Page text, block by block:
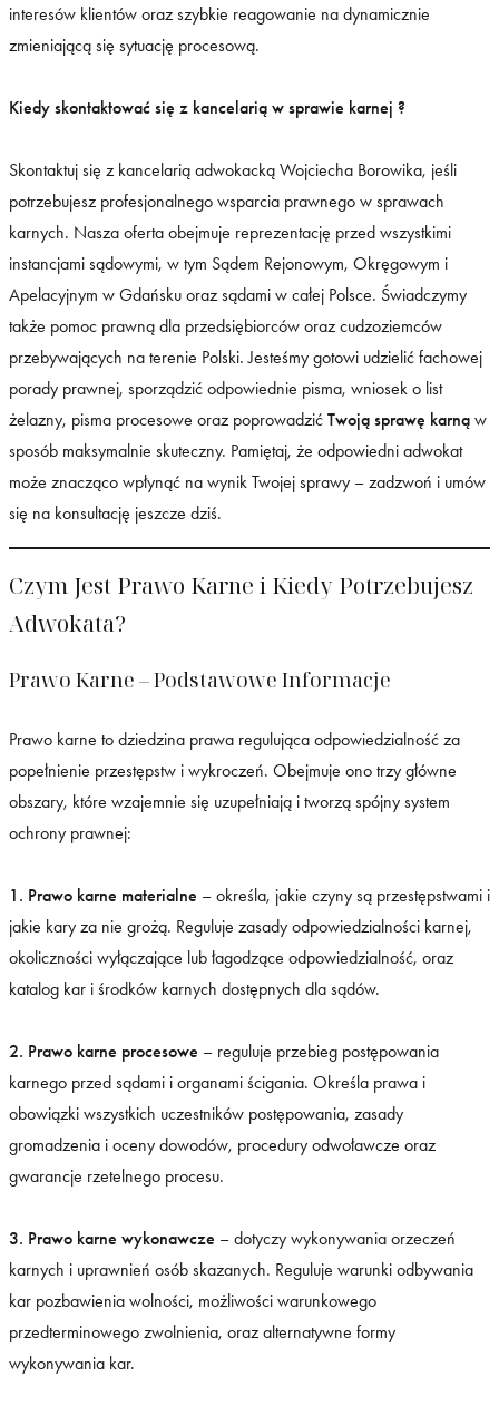
interesów klientów oraz szybkie reagowanie na dynamicznie
zmieniającą się sytuację procesową.
Kiedy skontaktować się z kancelarią w sprawie karnej ?
Skontaktuj się z kancelarią adwokacką Wojciecha Borowika, jeśli
potrzebujesz profesjonalnego wsparcia prawnego w sprawach
karnych. Nasza oferta obejmuje reprezentację przed wszystkimi
instancjami sądowymi, w tym Sądem Rejonowym, Okręgowym i
Apelacyjnym w Gdańsku oraz sądami w całej Polsce. Świadczymy
także pomoc prawną dla przedsiębiorców oraz cudzoziemców
przebywających na terenie Polski. Jesteśmy gotowi udzielić fachowej
porady prawnej, sporządzić odpowiednie pisma, wniosek o list
żelazny, pisma procesowe oraz poprowadzić Twoją sprawę karną w
sposób maksymalnie skuteczny. Pamiętaj, że odpowiedni adwokat
może znacząco wpłynąć na wynik Twojej sprawy – zadzwoń i umów
się na konsultację jeszcze dziś.
Czym Jest Prawo Karne i Kiedy Potrzebujesz
Adwokata?
Prawo Karne – Podstawowe Informacje
Prawo karne to dziedzina prawa regulująca odpowiedzialność za
popełnienie przestępstw i wykroczeń. Obejmuje ono trzy główne
obszary, które wzajemnie się uzupełniają i tworzą spójny system
ochrony prawnej:
1. Prawo karne materialne – określa, jakie czyny są przestępstwami i
jakie kary za nie grożą. Reguluje zasady odpowiedzialności karnej,
okoliczności wyłączające lub łagodzące odpowiedzialność, oraz
katalog kar i środków karnych dostępnych dla sądów.
2. Prawo karne procesowe – reguluje przebieg postępowania
karnego przed sądami i organami ścigania. Określa prawa i
obowiązki wszystkich uczestników postępowania, zasady
gromadzenia i oceny dowodów, procedury odwoławcze oraz
gwarancje rzetelnego procesu.
3. Prawo karne wykonawcze – dotyczy wykonywania orzeczeń
karnych i uprawnień osób skazanych. Reguluje warunki odbywania
kar pozbawienia wolności, możliwości warunkowego
przedterminowego zwolnienia, oraz alternatywne formy
wykonywania kar.